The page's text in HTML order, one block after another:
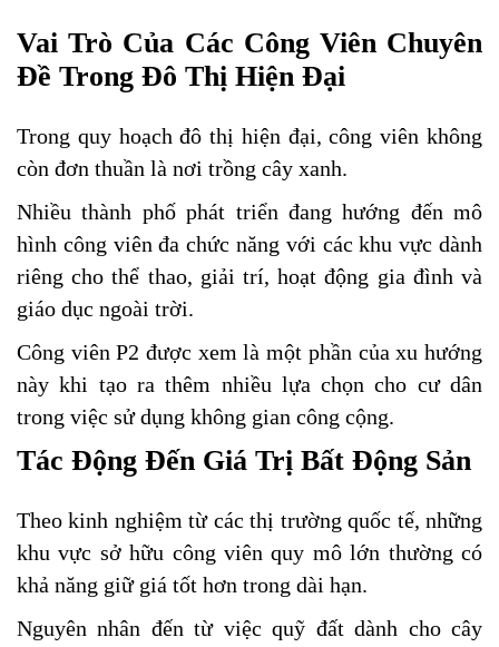
Vai Trò Của Các Công Viên Chuyên
Đề Trong Đô Thị Hiện Đại
Trong quy hoạch đô thị hiện đại, công viên không
còn đơn thuần là nơi trồng cây xanh.
Nhiều thành phố phát triển đang hướng đến mô
hình công viên đa chức năng với các khu vực dành
riêng cho thể thao, giải trí, hoạt động gia đình và
giáo dục ngoài trời.
Công viên P2 được xem là một phần của xu hướng
này khi tạo ra thêm nhiều lựa chọn cho cư dân
trong việc sử dụng không gian công cộng.
Tác Động Đến Giá Trị Bất Động Sản
Theo kinh nghiệm từ các thị trường quốc tế, những
khu vực sở hữu công viên quy mô lớn thường có
khả năng giữ giá tốt hơn trong dài hạn.
Nguyên nhân đến từ việc quỹ đất dành cho cây